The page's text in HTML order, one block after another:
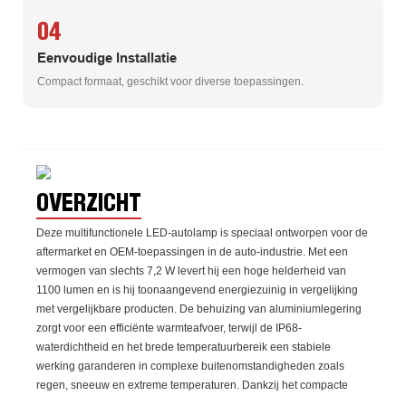
04
Eenvoudige Installatie
Compact formaat, geschikt voor diverse toepassingen.
OVERZICHT
Deze multifunctionele LED-autolamp is speciaal ontworpen voor de
aftermarket en OEM-toepassingen in de auto-industrie. Met een
vermogen van slechts 7,2 W levert hij een hoge helderheid van
1100 lumen en is hij toonaangevend energiezuinig in vergelijking
met vergelijkbare producten. De behuizing van aluminiumlegering
zorgt voor een efficiënte warmteafvoer, terwijl de IP68-
waterdichtheid en het brede temperatuurbereik een stabiele
werking garanderen in complexe buitenomstandigheden zoals
regen, sneeuw en extreme temperaturen. Dankzij het compacte